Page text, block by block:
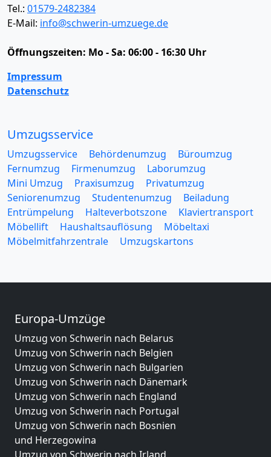
Tel.: 01579-2482384
E-Mail: info@schwerin-umzuege.de
Öffnungszeiten: Mo - Sa: 06:00 - 16:30 Uhr
Impressum
Datenschutz
Umzugsservice
Umzugsservice Behördenumzug
Büroumzug
Fernumzug
Firmenumzug
Laborumzug
Mini Umzug
Praxisumzug
Privatumzug
Seniorenumzug
Studentenumzug
Beiladung
Entrümpelung
Halteverbotszone
Klaviertransport
Möbellift
Haushaltsauflösung
Möbeltaxi
Möbelmitfahrzentrale
Umzugskartons
Europa-Umzüge
Umzug von Schwerin nach Belarus
Umzug von Schwerin nach Belgien
Umzug von Schwerin nach Bulgarien
Umzug von Schwerin nach Dänemark
Umzug von Schwerin nach England
Umzug von Schwerin nach Portugal
Umzug von Schwerin nach Bosnien
und Herzegowina
Umzug von Schwerin nach Irland